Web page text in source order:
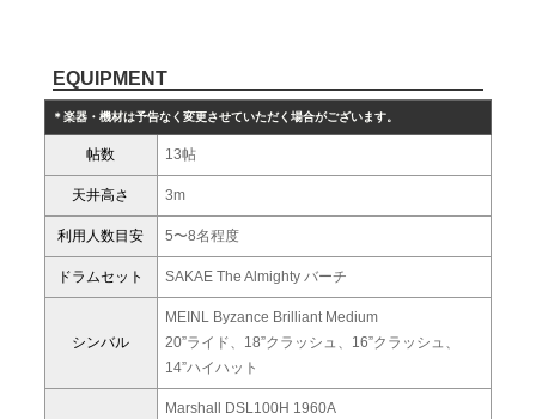
EQUIPMENT
＊楽器・機材は予告なく変更させていただく場合がございます。
帖数 13帖
天井高さ 3m
利用人数目安 5〜8名程度
ドラムセット SAKAE The Almighty バーチ
シンバル
MEINL Byzance Brilliant Medium
20”ライド、18”クラッシュ、16”クラッシュ、
14”ハイハット
Marshall DSL100H 1960A